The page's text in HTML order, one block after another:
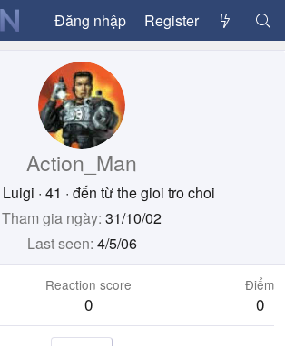
Đăng nhập Register
Action_Man
· 41 · đến từthe gioi tro choi
Tham gia ngày 31/10/02
Last seen 4/5/06
Reaction score
0
Điểm
0